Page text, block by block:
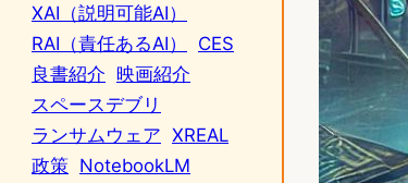
XAI（説明可能AI）
RAI（責任あるAI）
CES
良書紹介 映画紹介
スペースデブリ
ランサムウェア XREAL
政策 NotebookLM